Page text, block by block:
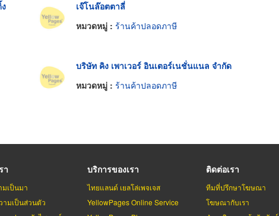
เจ๊โนล๊อตตาลี่
หมวดหมู่ : ร้านค้าปลอดภาษี
บริษัท คิง เพาเวอร์ อินเตอร์เนชั่นแนล จำกัด
หมวดหมู่ : ร้านค้าปลอดภาษี
า
มเป็นมา
ามเป็นส่วนตัว
บริการของเรา
ไทยแลนด์ เยลโล่เพจเจส
YellowPages Online Service
ติดต่อเรา
ทีมที่ปรึกษาโฆษณา
โฆษณากับเรา